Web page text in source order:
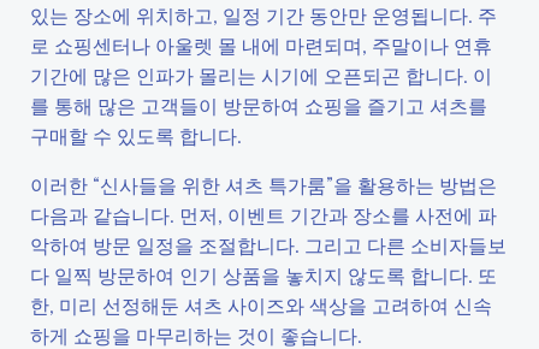
있는 장소에 위치하고, 일정 기간 동안만 운영됩니다. 주
로 쇼핑센터나 아울렛 몰 내에 마련되며, 주말이나 연휴
기간에 많은 인파가 몰리는 시기에 오픈되곤 합니다. 이
를 통해 많은 고객들이 방문하여 쇼핑을 즐기고 셔츠를
구매할 수 있도록 합니다.
이러한 “신사들을 위한 셔츠 특가룸”을 활용하는 방법은
다음과 같습니다. 먼저, 이벤트 기간과 장소를 사전에 파
악하여 방문 일정을 조절합니다. 그리고 다른 소비자들보
다 일찍 방문하여 인기 상품을 놓치지 않도록 합니다. 또
한, 미리 선정해둔 셔츠 사이즈와 색상을 고려하여 신속
하게 쇼핑을 마무리하는 것이 좋습니다.